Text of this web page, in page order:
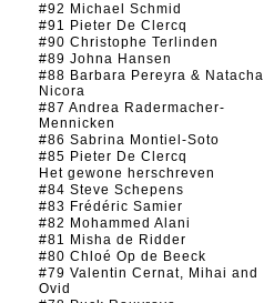
#92 Michael Schmid
#91 Pieter De Clercq
#90 Christophe Terlinden
#89 Johna Hansen
#88 Barbara Pereyra & Natacha
Nicora
#87 Andrea Radermacher-
Mennicken
#86 Sabrina Montiel-Soto
#85 Pieter De Clercq
Het gewone herschreven
#84 Steve Schepens
#83 Frédéric Samier
#82 Mohammed Alani
#81 Misha de Ridder
#80 Chloé Op de Beeck
#79 Valentin Cernat, Mihai and
Ovid